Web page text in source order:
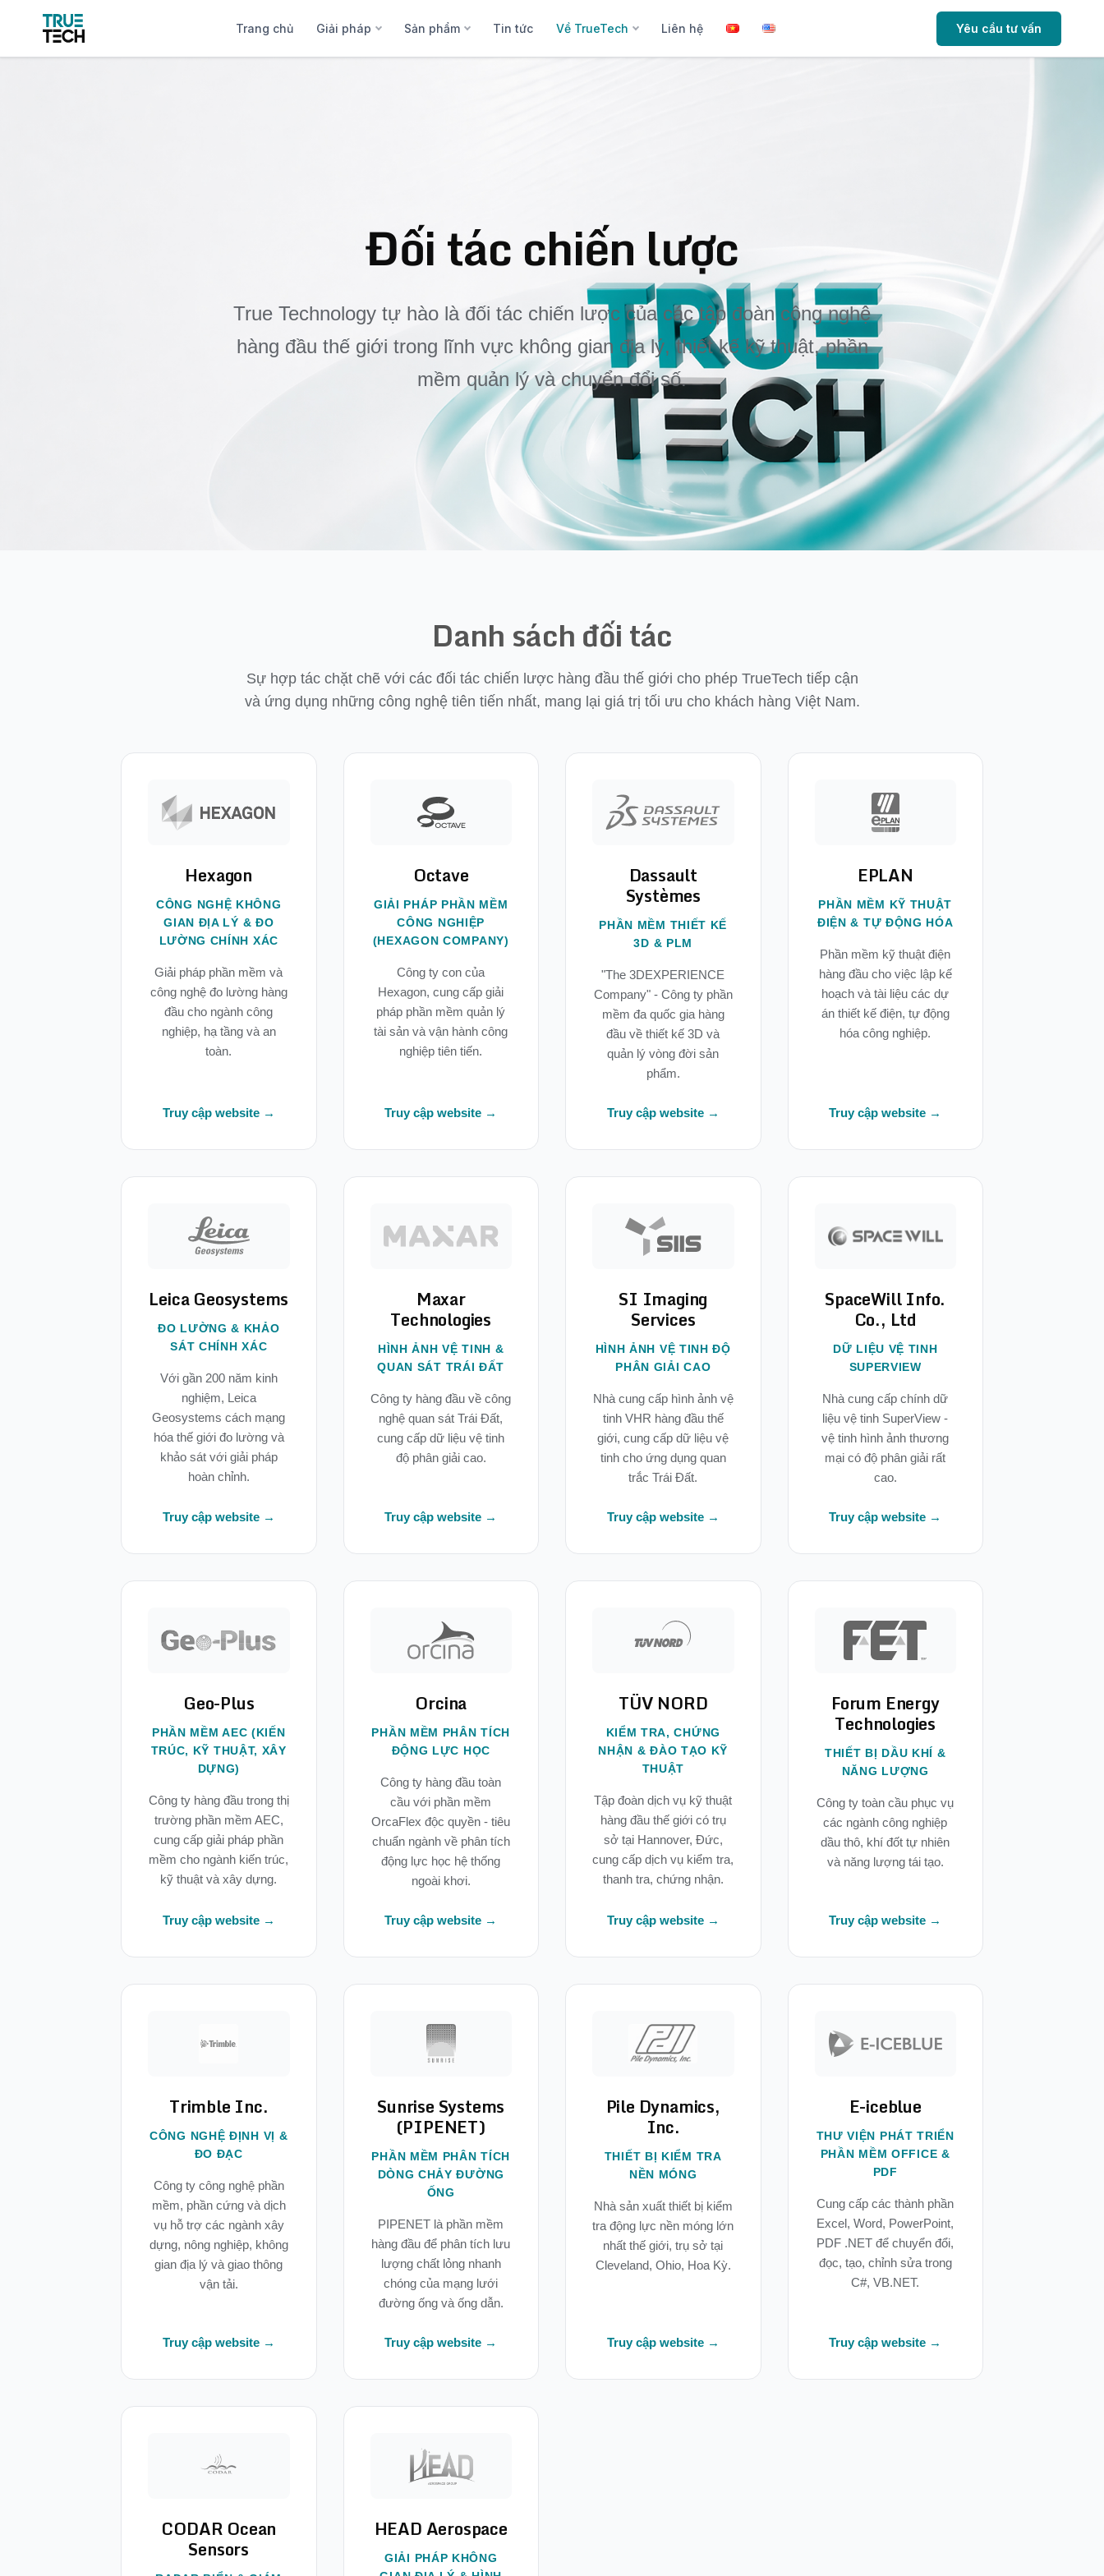
Trang chủ Giải pháp Sản phẩm Tin tức Về TrueTech Liên hệ Yêu cầu tư vấn
Đối tác chiến lược
True Technology tự hào là đối tác chiến lược của các tập đoàn công nghệ
hàng đầu thế giới trong lĩnh vực không gian địa lý, thiết kế kỹ thuật, phần
mềm quản lý và chuyển đổi số.
Danh sách đối tác
Sự hợp tác chặt chẽ với các đối tác chiến lược hàng đầu thế giới cho phép TrueTech tiếp cận
và ứng dụng những công nghệ tiên tiến nhất, mang lại giá trị tối ưu cho khách hàng Việt Nam.
Hexagon
CÔNG NGHỆ KHÔNG
GIAN ĐỊA LÝ & ĐO
LƯỜNG CHÍNH XÁC
Giải pháp phần mềm và
công nghệ đo lường hàng
đầu cho ngành công
nghiệp, hạ tầng và an
toàn.
Truy cập website →
Octave
GIẢI PHÁP PHẦN MỀM
CÔNG NGHIỆP
(HEXAGON COMPANY)
Công ty con của
Hexagon, cung cấp giải
pháp phần mềm quản lý
tài sản và vận hành công
nghiệp tiên tiến.
Truy cập website →
Dassault
Systèmes
PHẦN MỀM THIẾT KẾ
3D & PLM
"The 3DEXPERIENCE
Company" - Công ty phần
mềm đa quốc gia hàng
đầu về thiết kế 3D và
quản lý vòng đời sản
phẩm.
Truy cập website →
EPLAN
PHẦN MỀM KỸ THUẬT
ĐIỆN & TỰ ĐỘNG HÓA
Phần mềm kỹ thuật điện
hàng đầu cho việc lập kế
hoạch và tài liệu các dự
án thiết kế điện, tự động
hóa công nghiệp.
Truy cập website →
Leica Geosystems
ĐO LƯỜNG & KHẢO
SÁT CHÍNH XÁC
Với gần 200 năm kinh
nghiệm, Leica
Geosystems cách mạng
hóa thế giới đo lường và
khảo sát với giải pháp
hoàn chỉnh.
Truy cập website →
Maxar
Technologies
HÌNH ẢNH VỆ TINH &
QUAN SÁT TRÁI ĐẤT
Công ty hàng đầu về công
nghệ quan sát Trái Đất,
cung cấp dữ liệu vệ tinh
độ phân giải cao.
Truy cập website →
SI Imaging
Services
HÌNH ẢNH VỆ TINH ĐỘ
PHÂN GIẢI CAO
Nhà cung cấp hình ảnh vệ
tinh VHR hàng đầu thế
giới, cung cấp dữ liệu vệ
tinh cho ứng dụng quan
trắc Trái Đất.
Truy cập website →
SpaceWill Info.
Co., Ltd
DỮ LIỆU VỆ TINH
SUPERVIEW
Nhà cung cấp chính dữ
liệu vệ tinh SuperView -
vệ tinh hình ảnh thương
mại có độ phân giải rất
cao.
Truy cập website →
Geo-Plus
PHẦN MỀM AEC (KIẾN
TRÚC, KỸ THUẬT, XÂY
DỰNG)
Công ty hàng đầu trong thị
trường phần mềm AEC,
cung cấp giải pháp phần
mềm cho ngành kiến trúc,
kỹ thuật và xây dựng.
Truy cập website →
Orcina
PHẦN MỀM PHÂN TÍCH
ĐỘNG LỰC HỌC
Công ty hàng đầu toàn
cầu với phần mềm
OrcaFlex độc quyền - tiêu
chuẩn ngành về phân tích
động lực học hệ thống
ngoài khơi.
Truy cập website →
TÜV NORD
KIỂM TRA, CHỨNG
NHẬN & ĐÀO TẠO KỸ
THUẬT
Tập đoàn dịch vụ kỹ thuật
hàng đầu thế giới có trụ
sở tại Hannover, Đức,
cung cấp dịch vụ kiểm tra,
thanh tra, chứng nhận.
Truy cập website →
Forum Energy
Technologies
THIẾT BỊ DẦU KHÍ &
NĂNG LƯỢNG
Công ty toàn cầu phục vụ
các ngành công nghiệp
dầu thô, khí đốt tự nhiên
và năng lượng tái tạo.
Truy cập website →
Trimble Inc.
CÔNG NGHỆ ĐỊNH VỊ &
ĐO ĐẠC
Công ty công nghệ phần
mềm, phần cứng và dịch
vụ hỗ trợ các ngành xây
dựng, nông nghiệp, không
gian địa lý và giao thông
vận tải.
Truy cập website →
Sunrise Systems
(PIPENET)
PHẦN MỀM PHÂN TÍCH
DÒNG CHẢY ĐƯỜNG
ỐNG
PIPENET là phần mềm
hàng đầu để phân tích lưu
lượng chất lỏng nhanh
chóng của mạng lưới
đường ống và ống dẫn.
Truy cập website →
Pile Dynamics,
Inc.
THIẾT BỊ KIỂM TRA
NỀN MÓNG
Nhà sản xuất thiết bị kiểm
tra động lực nền móng lớn
nhất thế giới, trụ sở tại
Cleveland, Ohio, Hoa Kỳ.
Truy cập website →
E-iceblue
THƯ VIỆN PHÁT TRIỂN
PHẦN MỀM OFFICE &
PDF
Cung cấp các thành phần
Excel, Word, PowerPoint,
PDF .NET để chuyển đổi,
đọc, tạo, chỉnh sửa trong
C#, VB.NET.
Truy cập website →
CODAR Ocean
Sensors
HEAD Aerospace
GIẢI PHÁP KHÔNG